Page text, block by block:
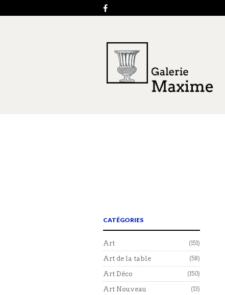
CATÉGORIES
Art (151)
Art de la table (58)
Art Déco (150)
Art Nouveau (13)